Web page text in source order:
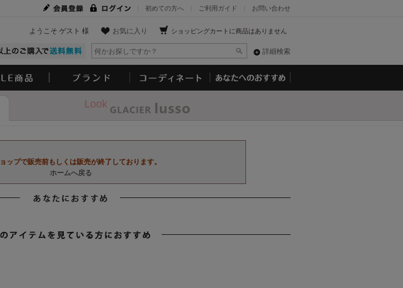
お問い合わせ
ご利用ガイド
初めての方へ
ショッピングカートに商品はありません
お気に入り
ようこそ ゲスト 様
詳細検索
Look
ップで販売前もしくは販売が終了しております。
ホームへ戻る